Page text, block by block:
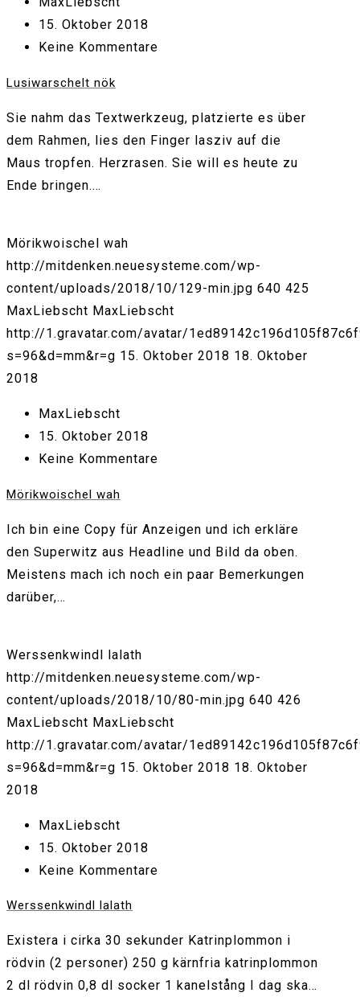
15. Oktober 2018
Keine Kommentare
Lusiwarschelt nök
Sie nahm das Textwerkzeug, platzierte es über
dem Rahmen, lies den Finger lasziv auf die
Maus tropfen. Herzrasen. Sie will es heute zu
Ende bringen.…
Mörikwoischel wah
http://mitdenken.neuesysteme.com/wp-
content/uploads/2018/10/129-min.jpg 640 425
MaxLiebscht MaxLiebscht
http://1.gravatar.com/avatar/
s=96&d=mm&r=g 15. Oktober 2018 18. Oktober
2018
MaxLiebscht
15. Oktober 2018
Keine Kommentare
Mörikwoischel wah
Ich bin eine Copy für Anzeigen und ich erkläre
den Superwitz aus Headline und Bild da oben.
Meistens mach ich noch ein paar Bemerkungen
darüber,…
Werssenkwindl lalath
http://mitdenken.neuesysteme.com/wp-
content/uploads/2018/10/80-min.jpg 640 426
MaxLiebscht MaxLiebscht
http://1.gravatar.com/avatar/
s=96&d=mm&r=g 15. Oktober 2018 18. Oktober
2018
MaxLiebscht
15. Oktober 2018
Keine Kommentare
Werssenkwindl lalath
Existera i cirka 30 sekunder Katrinplommon i
rödvin (2 personer) 250 g kärnfria katrinplommon
2 dl rödvin 0,8 dl socker 1 kanelstång I dag ska…